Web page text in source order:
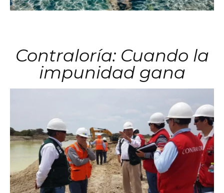
Contraloría: Cuando la
impunidad gana